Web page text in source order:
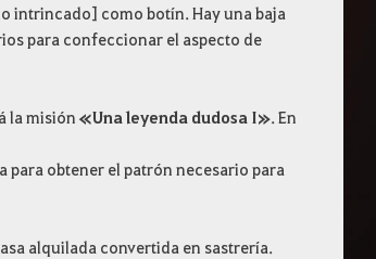
intrincado] como botín. Hay una baja
para confeccionar el aspecto de
la misión «Una leyenda dudosa I». En
obtener el patrón necesario para
alquilada convertida en sastrería.